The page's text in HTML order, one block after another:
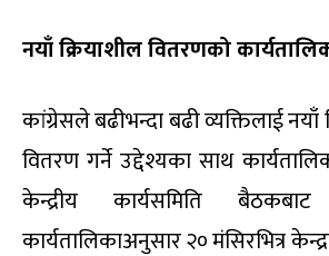
नयाँ क्रियाशील वितरणको
कांग्रेसले बढीभन्दा बढी व्यक्तिलाई
वितरण गर्ने उद्देश्यका साथ
केन्द्रीय कार्यसमिति
कार्यतालिकाअनुसार २० मंसिरभित्र